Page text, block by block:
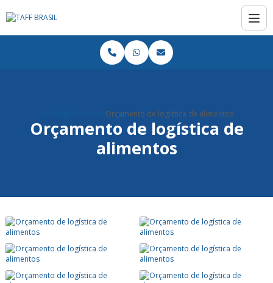
Orçamento de logística de alimentos
Orçamento de logística de
alimentos